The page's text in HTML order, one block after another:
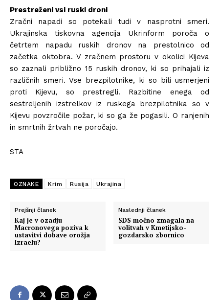
Prestreženi vsi ruski droni
Zračni napadi so potekali tudi v nasprotni smeri.
Ukrajinska tiskovna agencija Ukrinform poroča o
četrtem napadu ruskih dronov na prestolnico od
začetka oktobra. V zračnem prostoru v okolici Kijeva
so zaznali približno 15 ruskih dronov, ki so prihajali iz
različnih smeri. Vse brezpilotnike, ki so bili usmerjeni
proti Kijevu, so prestregli. Razbitine enega od
sestreljenih izstrelkov iz ruskega brezpilotnika so v
Kijevu povzročile požar, ki so ga že pogasili. O ranjenih
in smrtnih žrtvah ne poročajo.
STA
OZNAKE Krim Rusija Ukrajina
Prejšnji članek
Kaj je v ozadju
Macronovega poziva k
ustavitvi dobave orožja
Izraelu?
Naslednji članek
SDS močno zmagala na
volitvah v Kmetijsko-
gozdarsko zbornico